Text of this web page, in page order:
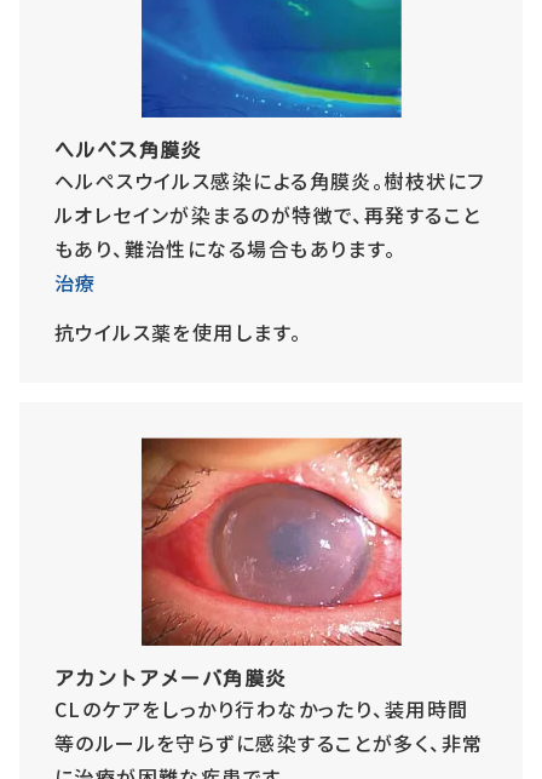
ヘルペス角膜炎
ヘルペスウイルス感染による角膜炎。樹枝状にフ
ルオレセインが染まるのが特徴で、再発すること
もあり、難治性になる場合もあります。
治療
抗ウイルス薬を使用します。
アカントアメーバ角膜炎
CLのケアをしっかり行わなかったり、装用時間
等のルールを守らずに感染することが多く、非常